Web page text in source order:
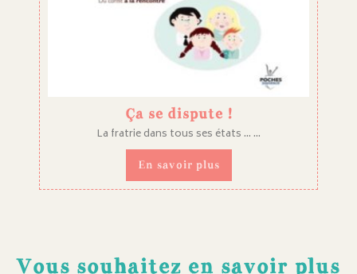
Ça se dispute !
La fratrie dans tous ses états ... ...
En savoir plus
Vous souhaitez en savoir plus